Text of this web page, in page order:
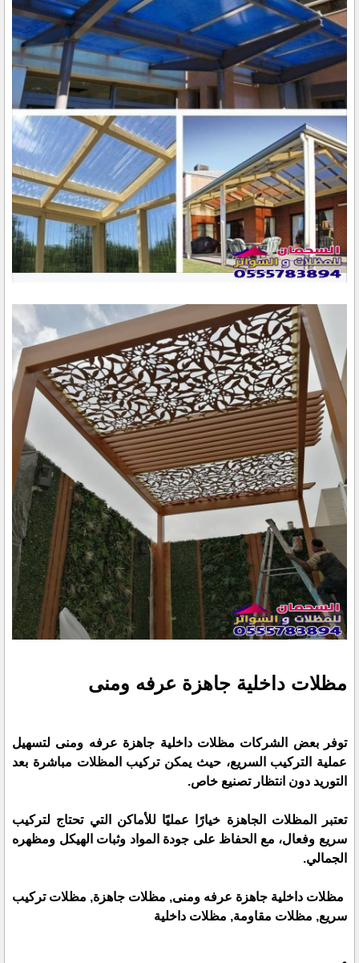
مظلات داخلية جاهزة عرفه ومنى
توفر بعض الشركات مظلات داخلية جاهزة عرفه ومنى لتسهيل
عملية التركيب السريع، حيث يمكن تركيب المظلات مباشرة بعد
التوريد دون انتظار تصنيع خاص.
تعتبر المظلات الجاهزة خيارًا عمليًا للأماكن التي تحتاج لتركيب
سريع وفعال، مع الحفاظ على جودة المواد وثبات الهيكل ومظهره
الجمالي.
مظلات داخلية جاهزة عرفه ومنى, مظلات جاهزة, مظلات تركيب
سريع, مظلات مقاومة, مظلات داخلية